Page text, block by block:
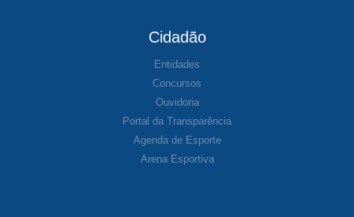
Cidadão
Entidades
Concursos
Ouvidoria
Portal da Transparência
Agenda de Esporte
Arena Esportiva